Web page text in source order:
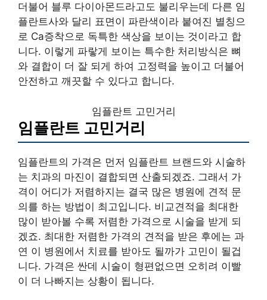
더불어 블루 다이아몬드라고도 불리우는데 다른 임
플란트사와 달리 표면이 파란색이라 붙여진 별칭으
로 Ca증착으로 독특한 색상을 보이는 것이라고 합
니다. 이렇게 파랗게 보이는 특수한 처리방식은 뼈
와 결합이 더 잘 되게 하여 고정력을 높이고 더불어
안전하고 깨끗할 수 있다고 합니다.
임플란트 고민거리
임플란트 고민거리
임플란트의 가격은 먼저 임플란트 브랜드와 시술하
는 치과의 마진이 결합되면 산출되겠죠. 그래서 가
격이 어디가 저렴하지는 결국 많은 병원에 견적 문
의를 하는 방법이 최고입니다. 비교견적을 최대한
많이 받아볼 수록 저렴한 가격으로 시술을 받게 되
겠죠. 최대한 저렴한 가격의 견적을 받은 후에는 과
연 이 병원에서 치료를 받아도 될까가 고민이 될겁
니다. 가격은 싼데 시술이 형편없으면 오히려 이빨
이 더 나빠지는 상황이 됩니다.